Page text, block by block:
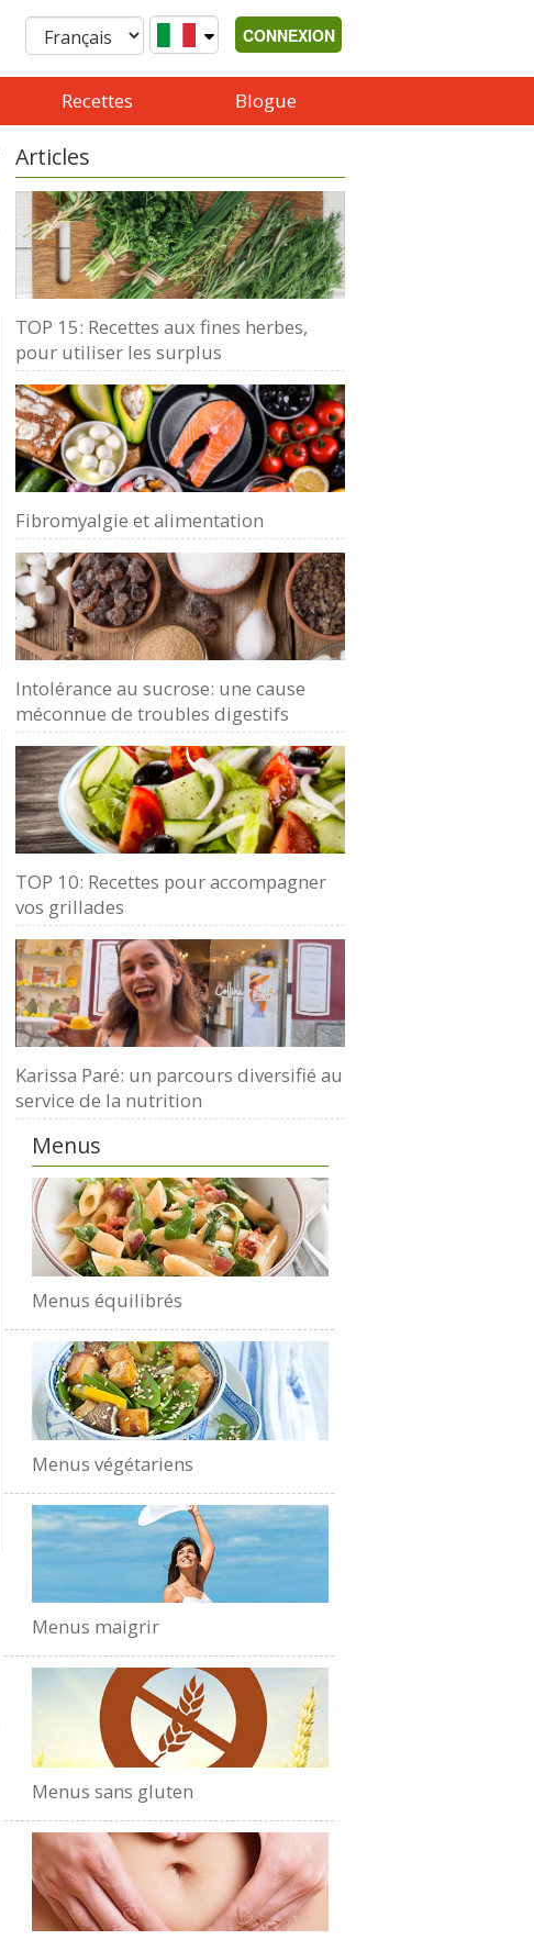
CONNEXION
Recettes Blogue
Articles
TOP 15: Recettes aux fines herbes,
pour utiliser les surplus
Fibromyalgie et alimentation
Intolérance au sucrose: une cause
méconnue de troubles digestifs
TOP 10: Recettes pour accompagner
vos grillades
Karissa Paré: un parcours diversifié au
service de la nutrition
Menus
Menus équilibrés
Menus végétariens
Menus maigrir
Menus sans gluten